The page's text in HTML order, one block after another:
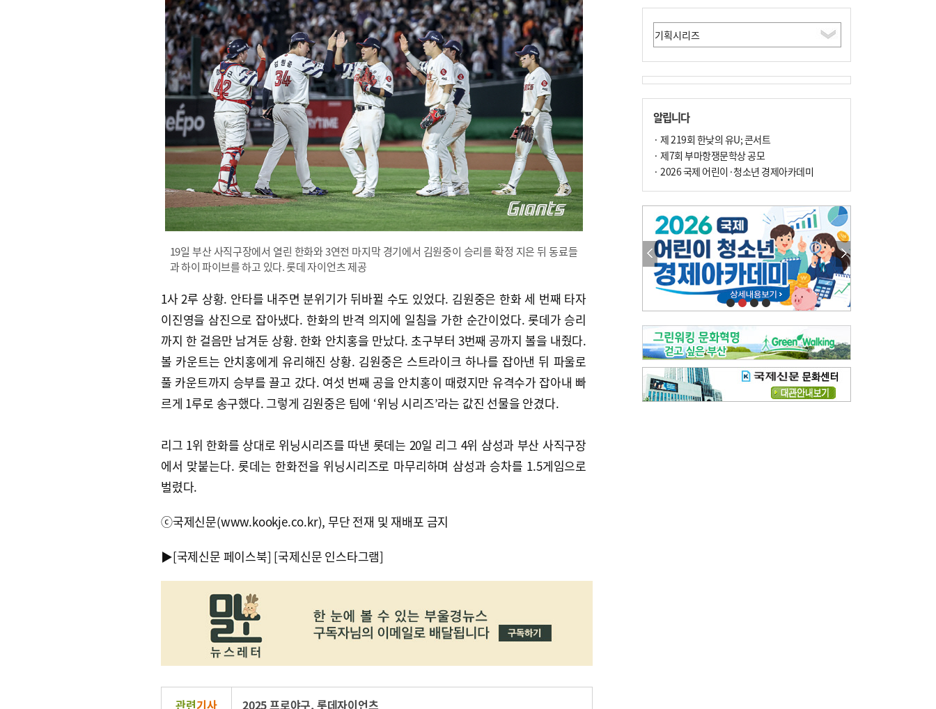
19일 부산 사직구장에서 열린 한화와 3연전 마지막 경기에서 김원중이 승리를 확정 지은 뒤 동료들
과 하이 파이브를 하고 있다. 롯데 자이언츠 제공
1사 2루 상황. 안타를 내주면 분위기가 뒤바뀔 수도 있었다. 김원중은 한화 세 번째 타자
이진영을 삼진으로 잡아냈다. 한화의 반격 의지에 일침을 가한 순간이었다. 롯데가 승리
까지 한 걸음만 남겨둔 상황. 한화 안치홍을 만났다. 초구부터 3번째 공까지 볼을 내줬다.
볼 카운트는 안치홍에게 유리해진 상황. 김원중은 스트라이크 하나를 잡아낸 뒤 파울로
풀 카운트까지 승부를 끌고 갔다. 여섯 번째 공을 안치홍이 때렸지만 유격수가 잡아내 빠
르게 1루로 송구했다. 그렇게 김원중은 팀에 ‘위닝 시리즈’라는 값진 선물을 안겼다.
리그 1위 한화를 상대로 위닝시리즈를 따낸 롯데는 20일 리그 4위 삼성과 부산 사직구장
에서 맞붙는다. 롯데는 한화전을 위닝시리즈로 마무리하며 삼성과 승차를 1.5게임으로
벌렸다.
ⓒ국제신문(www.kookje.co.kr), 무단 전재 및 재배포 금지
▶[국제신문 페이스북] [국제신문 인스타그램]
관련기사 2025 프로야구,롯데자이언츠
알립니다
· 제 219회 한낮의 유U; 콘서트
· 제7회 부마항쟁문학상 공모
· 2026 국제 어린이·청소년 경제아카데미